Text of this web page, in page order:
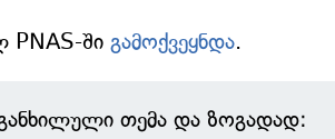
PNAS-ში გამოქვეყნდა.
თემა და ზოგადად: